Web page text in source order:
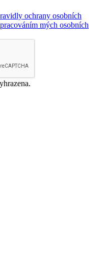
ochrany osobních
mých osobních